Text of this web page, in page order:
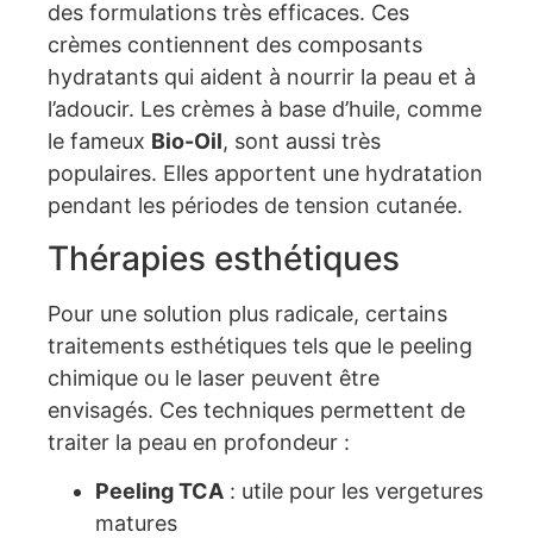
des formulations très efficaces. Ces
crèmes contiennent des composants
hydratants qui aident à nourrir la peau et à
l’adoucir. Les crèmes à base d’huile, comme
le fameux Bio-Oil, sont aussi très
populaires. Elles apportent une hydratation
pendant les périodes de tension cutanée.
Thérapies esthétiques
Pour une solution plus radicale, certains
traitements esthétiques tels que le peeling
chimique ou le laser peuvent être
envisagés. Ces techniques permettent de
traiter la peau en profondeur :
Peeling TCA : utile pour les vergetures
matures